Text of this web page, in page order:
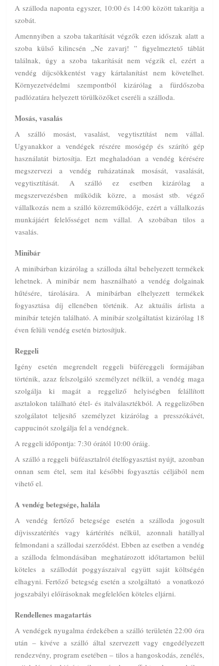
A szálloda naponta egyszer, 10:00 és 14:00 között takarítja a
szobát.
Amennyiben a szoba takarítását végzők ezen időszak alatt a
szoba külső kilincsén „Ne zavarj! ” figyelmeztető táblát
találnak, úgy a szoba takarítását nem végzik el, ezért a
vendég díjcsökkentést vagy kártalanítást nem követelhet.
Környezetvédelmi szempontból kizárólag a fürdőszoba
padlózatára helyezett törülközőket cseréli a szálloda.
Mosás, vasalás
A szálló mosást, vasalást, vegytisztítást nem vállal.
Ugyanakkor a vendégek részére mosógép és szárító gép
használatát biztosítja. Ezt meghaladóan a vendég kérésére
megszervezi a vendég ruházatának mosását, vasalását,
vegytisztítását. A szálló ez esetben kizárólag a
megszervezésben működik közre, a mosást stb. végző
vállalkozás nem a szálló közreműködője, ezért a vállalkozás
munkájáért felelősséget nem vállal. A szobában tilos a
vasalás.
Minibár
A minibárban kizárólag a szálloda által behelyezett termékek
lehetnek. A minibár nem használható a vendég dolgainak
hűtésére, tárolására. A minibárban elhelyezett termékek
fogyasztása díj ellenében történik. Az aktuális árlista a
minibár tetején található. A minibár szolgáltatást kizárólag 18
éven felüli vendég esetén biztosítjuk.
Reggeli
Igény esetén megrendelt reggeli büféreggeli formájában
történik, azaz felszolgáló személyzet nélkül, a vendég maga
szolgálja ki magát a reggeliző helyiségben felállított
asztalokon található étel- és italválasztékból. A reggelizőben
szolgálatot teljesítő személyzet kizárólag a presszókávét,
cappucinót szolgálja fel a vendégnek.
A reggeli időpontja: 7:30 órától 10:00 óráig.
A szálló a reggeli büféasztalról ételfogyasztást nyújt, azonban
onnan sem étel, sem ital későbbi fogyasztás céljából nem
vihető el.
A vendég betegsége, halála
A vendég fertőző betegsége esetén a szálloda jogosult
díjvisszatérítés vagy kártérítés nélkül, azonnali hatállyal
felmondani a szállodai szerződést. Ebben az esetben a vendég
a szálloda felmondásában meghatározott időtartamon belül
köteles a szállodát poggyászaival együtt saját költségén
elhagyni. Fertőző betegség esetén a szolgáltató a vonatkozó
jogszabályi előírásoknak megfelelően köteles eljárni.
Rendellenes magatartás
A vendégek nyugalma érdekében a szálló területén 22:00 óra
után – kivéve a szálló által szervezett vagy engedélyezett
rendezvény, program esetében – tilos a hangoskodás, zenélés,